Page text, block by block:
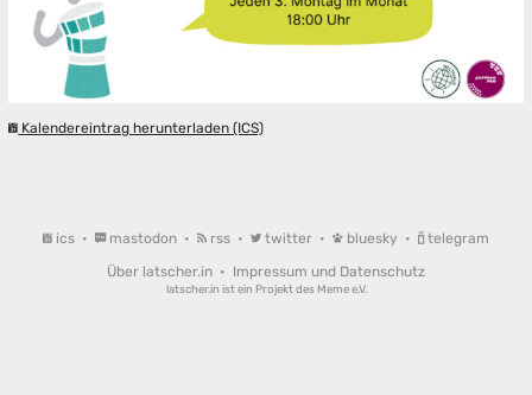
Kalendereintrag herunterladen (ICS)
ics • mastodon • rss • twitter • bluesky •
telegram
Über latscher.in • Impressum und Datenschutz
latscher.in ist ein Projekt des Meme e.V.